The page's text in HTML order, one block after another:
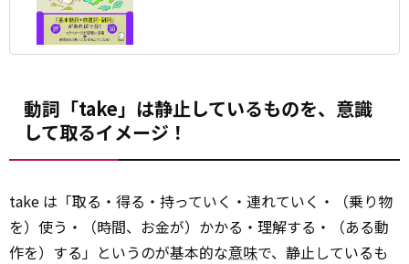
動詞「take」は静止しているものを、意識
して取るイメージ！
take は「取る・得る・持っていく・連れていく・（乗り物
を）使う・（時間、お金が）かかる・理解する・（ある動
作を）する」というのが基本的な意味で、静止しているも